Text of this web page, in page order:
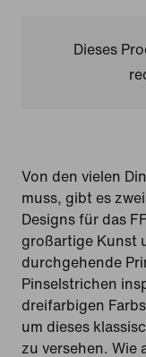
Dieses
Von den vielen
muss, gibt es
Designs für das
großartige Kunst
durchgehende
Pinselstrichen
dreifarbigen
um dieses
zu versehen. Wie